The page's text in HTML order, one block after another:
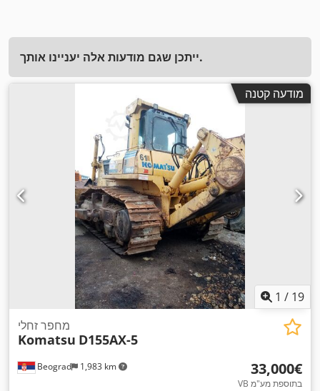
ייתכן שגם מודעות אלה יעניינו אותך.
מודעה קטנה
1 / 19
Beograd 1,983 km
מחפר זחלי
Komatsu D155AX-5
‏33,000 ‏€
VB בתוספת מע"מ